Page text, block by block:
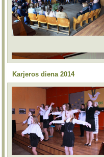
Karjeros diena 2014